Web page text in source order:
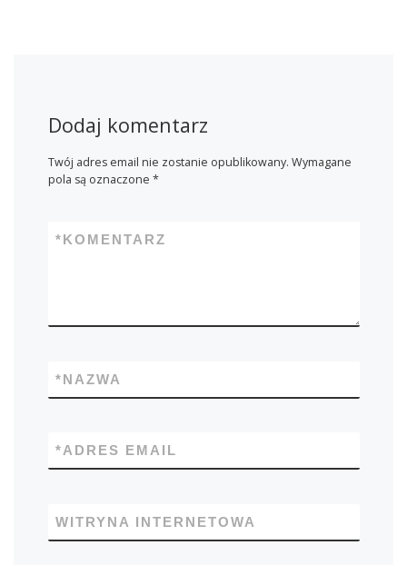
Dodaj komentarz
Twój adres email nie zostanie opublikowany. Wymagane
pola są oznaczone *
KOMENTARZ
*
NAZWA
*
ADRES EMAIL
*
WITRYNA INTERNETOWA